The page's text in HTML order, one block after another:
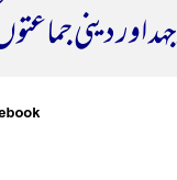
اور دینی